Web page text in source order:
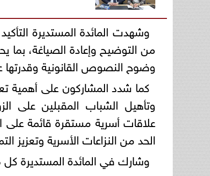
وشهدت المائدة المستديرة
من التوضيح وإعادة الصياغة، بما
وضوح النصوص القانونية وقدرتها
كما شدد المشاركون على أهمية
وتأهيل الشباب المقبلين على
علاقات أسرية مستقرة قائمة على
الحد من النزاعات الأسرية وتعزيز
وشارك في المائدة المستديرة